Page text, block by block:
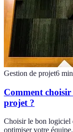
Gestion de projet6 min
Comment choisir
projet ?
Choisir le bon logiciel
optimiser votre